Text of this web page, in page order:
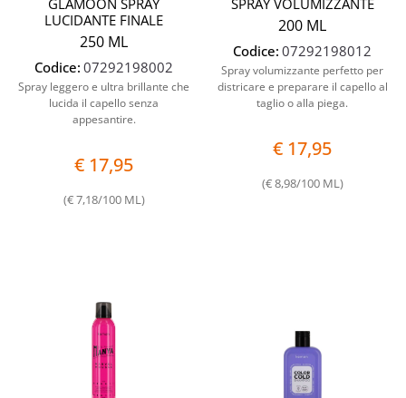
GLAMOON SPRAY
LUCIDANTE FINALE
250 ML
Codice: 07292198002
Spray leggero e ultra brillante che
lucida il capello senza
appesantire.
€ 17,95
(€ 7,18/100 ML)
SPRAY VOLUMIZZANTE
200 ML
Codice: 07292198012
Spray volumizzante perfetto per
districare e preparare il capello al
taglio o alla piega.
€ 17,95
(€ 8,98/100 ML)